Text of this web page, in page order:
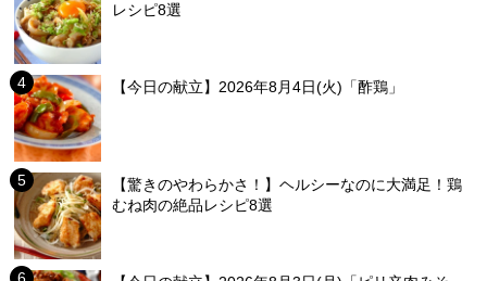
レシピ8選
【今日の献立】2026年8月4日(火)「酢鶏」
【驚きのやわらかさ！】ヘルシーなのに大満足！鶏
むね肉の絶品レシピ8選